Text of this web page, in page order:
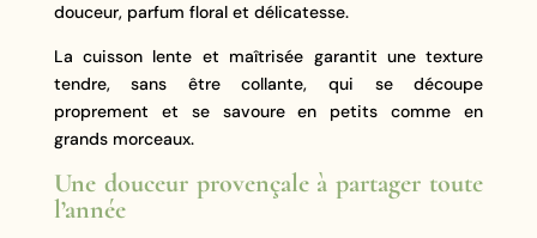
douceur, parfum floral et délicatesse.
La cuisson lente et maîtrisée garantit une texture
tendre, sans être collante, qui se découpe
proprement et se savoure en petits comme en
grands morceaux.
Une douceur provençale à partager toute
l’année